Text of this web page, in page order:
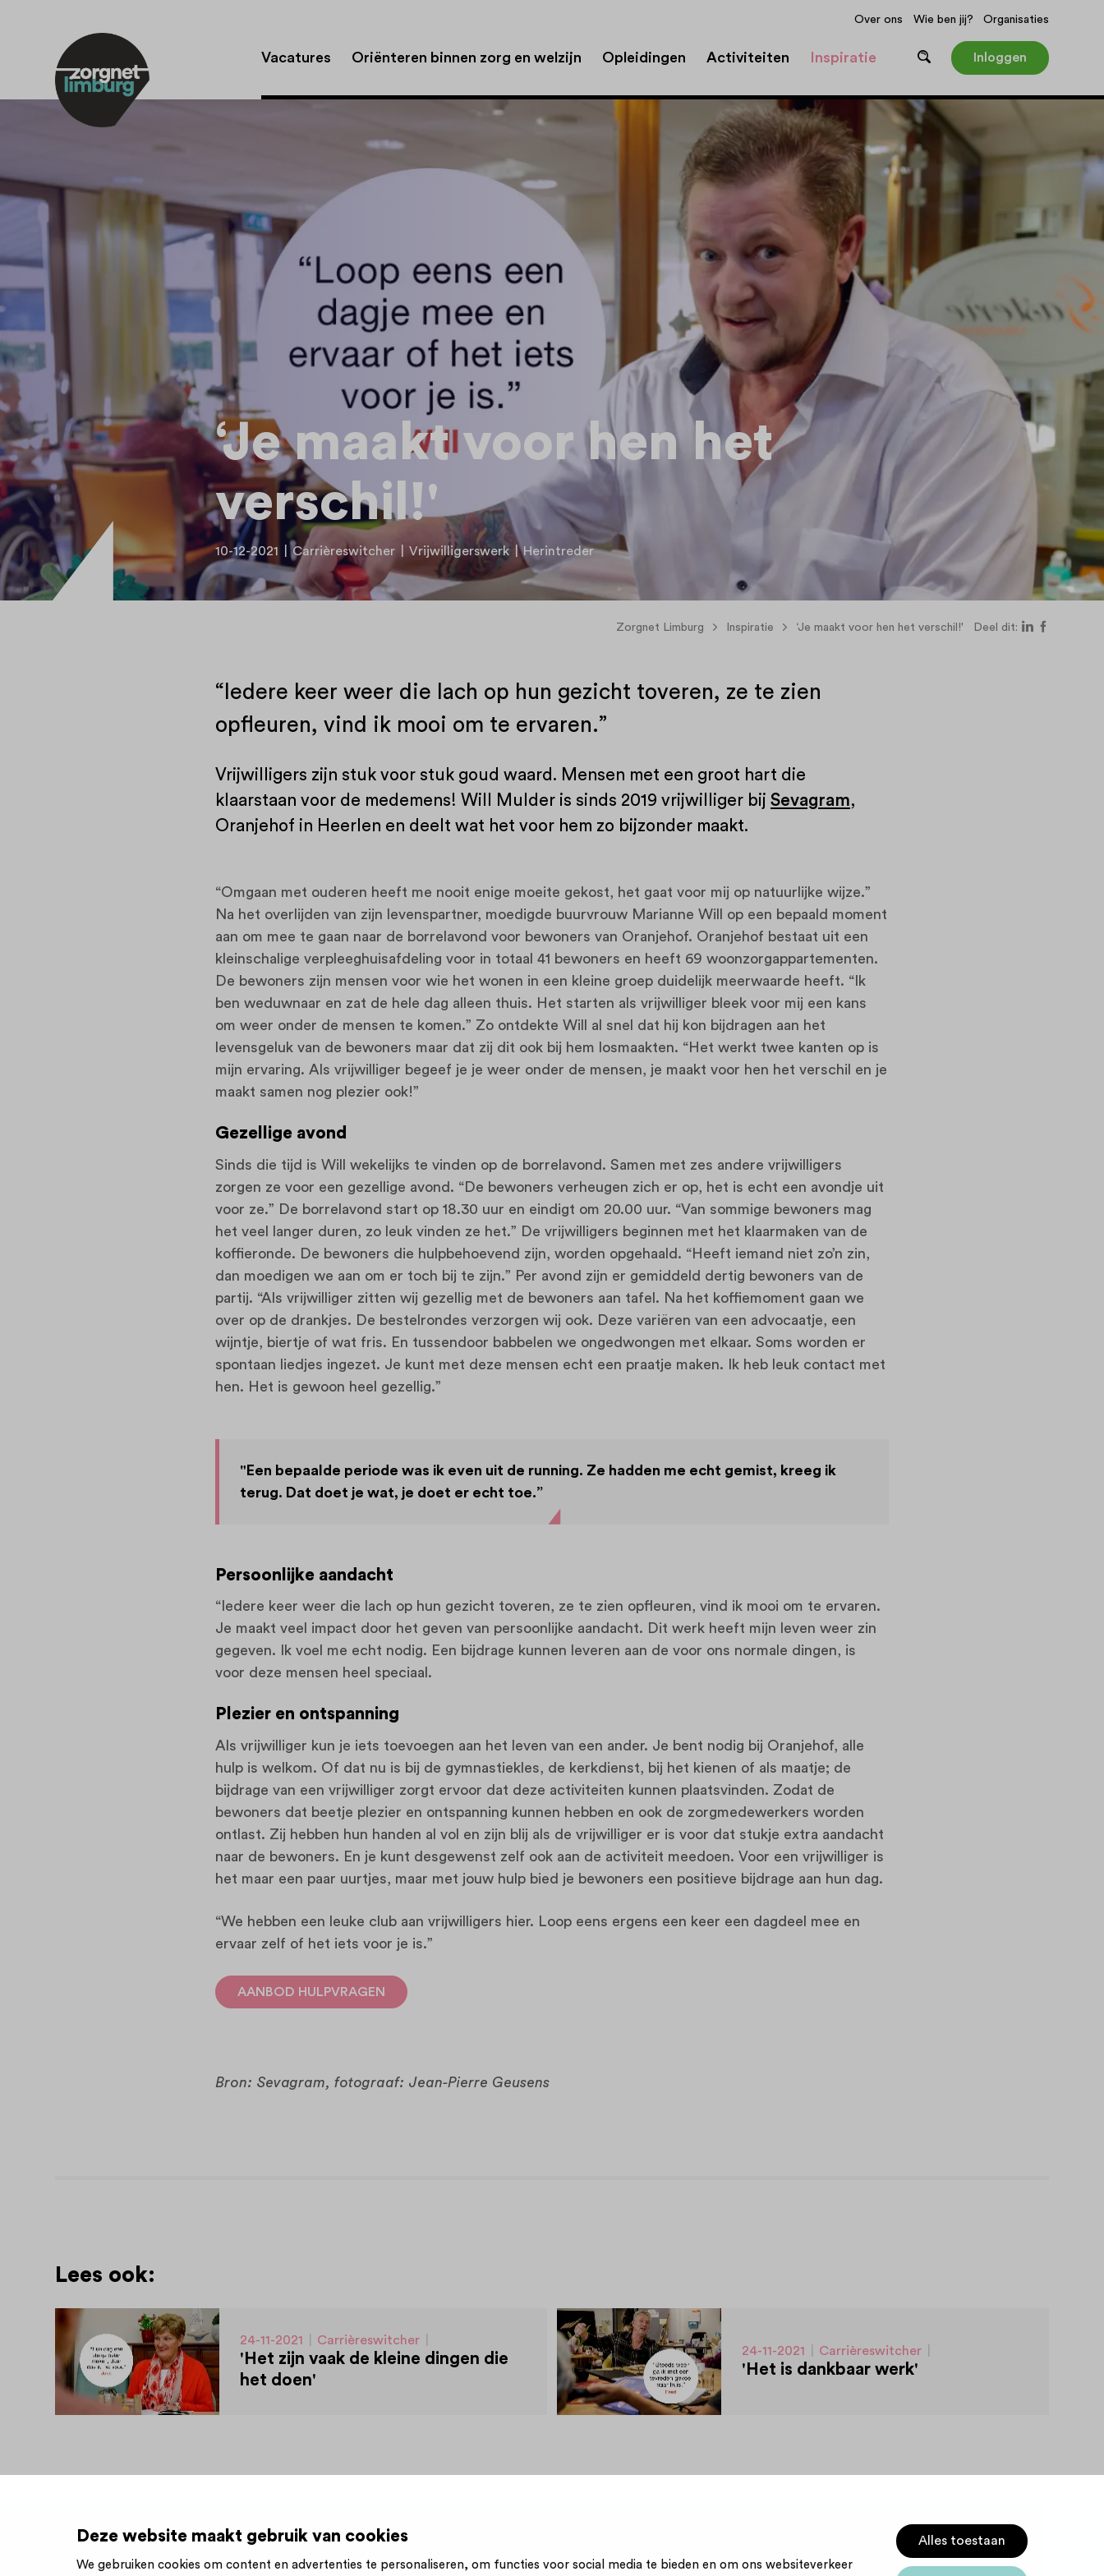
Deze website maakt gebruik van cookies
We gebruiken cookies om content en advertenties te personaliseren, om functies voor social media te bieden en om ons websiteverkeer
Alles toestaan
Over ons Wie ben jij? Organisaties
Vacatures Oriënteren binnen zorg en welzijn Opleidingen Activiteiten Inspiratie Inloggen
‘Je maakt voor hen het
verschil!'
10-12-2021 Carrièreswitcher Vrijwilligerswerk Herintreder
Zorgnet Limburg Inspiratie ‘Je maakt voor hen het verschil!' Deel dit:
“Iedere keer weer die lach op hun gezicht toveren, ze te zien
opfleuren, vind ik mooi om te ervaren.”
Vrijwilligers zijn stuk voor stuk goud waard. Mensen met een groot hart die
klaarstaan voor de medemens! Will Mulder is sinds 2019 vrijwilliger bij Sevagram,
Oranjehof in Heerlen en deelt wat het voor hem zo bijzonder maakt.
“Omgaan met ouderen heeft me nooit enige moeite gekost, het gaat voor mij op natuurlijke wijze.”
Na het overlijden van zijn levenspartner, moedigde buurvrouw Marianne Will op een bepaald moment
aan om mee te gaan naar de borrelavond voor bewoners van Oranjehof. Oranjehof bestaat uit een
kleinschalige verpleeghuisafdeling voor in totaal 41 bewoners en heeft 69 woonzorgappartementen.
De bewoners zijn mensen voor wie het wonen in een kleine groep duidelijk meerwaarde heeft. “Ik
ben weduwnaar en zat de hele dag alleen thuis. Het starten als vrijwilliger bleek voor mij een kans
om weer onder de mensen te komen.” Zo ontdekte Will al snel dat hij kon bijdragen aan het
levensgeluk van de bewoners maar dat zij dit ook bij hem losmaakten. “Het werkt twee kanten op is
mijn ervaring. Als vrijwilliger begeef je je weer onder de mensen, je maakt voor hen het verschil en je
maakt samen nog plezier ook!”
Gezellige avond
Sinds die tijd is Will wekelijks te vinden op de borrelavond. Samen met zes andere vrijwilligers
zorgen ze voor een gezellige avond. “De bewoners verheugen zich er op, het is echt een avondje uit
voor ze.” De borrelavond start op 18.30 uur en eindigt om 20.00 uur. “Van sommige bewoners mag
het veel langer duren, zo leuk vinden ze het.” De vrijwilligers beginnen met het klaarmaken van de
koffieronde. De bewoners die hulpbehoevend zijn, worden opgehaald. “Heeft iemand niet zo’n zin,
dan moedigen we aan om er toch bij te zijn.” Per avond zijn er gemiddeld dertig bewoners van de
partij. “Als vrijwilliger zitten wij gezellig met de bewoners aan tafel. Na het koffiemoment gaan we
over op de drankjes. De bestelrondes verzorgen wij ook. Deze variëren van een advocaatje, een
wijntje, biertje of wat fris. En tussendoor babbelen we ongedwongen met elkaar. Soms worden er
spontaan liedjes ingezet. Je kunt met deze mensen echt een praatje maken. Ik heb leuk contact met
hen. Het is gewoon heel gezellig.”
"Een bepaalde periode was ik even uit de running. Ze hadden me echt gemist, kreeg ik
terug. Dat doet je wat, je doet er echt toe.”
Persoonlijke aandacht
“Iedere keer weer die lach op hun gezicht toveren, ze te zien opfleuren, vind ik mooi om te ervaren.
Je maakt veel impact door het geven van persoonlijke aandacht. Dit werk heeft mijn leven weer zin
gegeven. Ik voel me echt nodig. Een bijdrage kunnen leveren aan de voor ons normale dingen, is
voor deze mensen heel speciaal.
Plezier en ontspanning
Als vrijwilliger kun je iets toevoegen aan het leven van een ander. Je bent nodig bij Oranjehof, alle
hulp is welkom. Of dat nu is bij de gymnastiekles, de kerkdienst, bij het kienen of als maatje; de
bijdrage van een vrijwilliger zorgt ervoor dat deze activiteiten kunnen plaatsvinden. Zodat de
bewoners dat beetje plezier en ontspanning kunnen hebben en ook de zorgmedewerkers worden
ontlast. Zij hebben hun handen al vol en zijn blij als de vrijwilliger er is voor dat stukje extra aandacht
naar de bewoners. En je kunt desgewenst zelf ook aan de activiteit meedoen. Voor een vrijwilliger is
het maar een paar uurtjes, maar met jouw hulp bied je bewoners een positieve bijdrage aan hun dag.
“We hebben een leuke club aan vrijwilligers hier. Loop eens ergens een keer een dagdeel mee en
ervaar zelf of het iets voor je is.”
AANBOD HULPVRAGEN
Bron: Sevagram, fotograaf: Jean-Pierre Geusens
Lees ook:
24-11-2021 Carrièreswitcher
Vrijwilligerswerk
Herintreder
'Het zijn vaak de kleine dingen die
het doen'
24-11-2021 Carrièreswitcher
Vrijwilligerswerk | Herintreder
'Het is dankbaar werk'